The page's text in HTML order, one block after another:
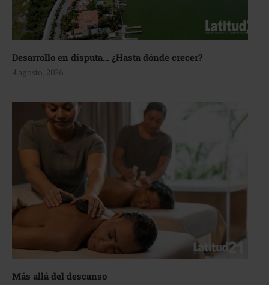
Desarrollo en disputa… ¿Hasta dónde crecer?
4 agosto, 2026
Más allá del descanso